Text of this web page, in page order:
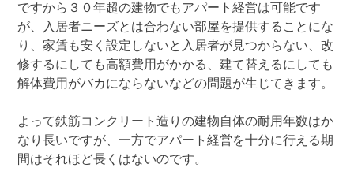
ですから３０年超の建物でもアパート経営は可能です
が、入居者ニーズとは合わない部屋を提供することにな
り、家賃も安く設定しないと入居者が見つからない、改
修するにしても高額費用がかかる、建て替えるにしても
解体費用がバカにならないなどの問題が生じてきます。
よって鉄筋コンクリート造りの建物自体の耐用年数はか
なり長いですが、一方でアパート経営を十分に行える期
間はそれほど長くはないのです。